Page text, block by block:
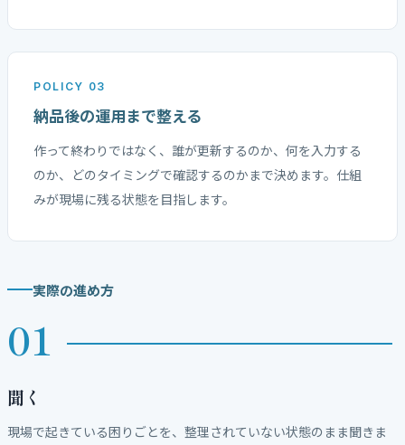
POLICY 03
納品後の運用まで整える
作って終わりではなく、誰が更新するのか、何を入力する
のか、どのタイミングで確認するのかまで決めます。仕組
みが現場に残る状態を目指します。
実際の進め方
聞く
現場で起きている困りごとを、整理されていない状態のまま聞きま